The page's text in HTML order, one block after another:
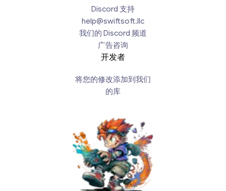
Discord 支持
help@swiftsoft.llc
我们的 Discord 频道
广告咨询
开发者
将您的修改添加到我们
的库